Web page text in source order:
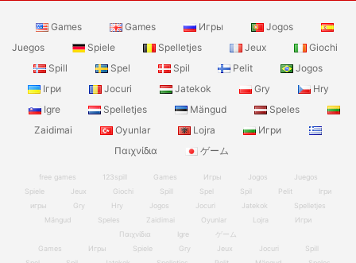
Games Games Игры
Jogos
Juegos
Spiele Spelletjes Jeux
Giochi
Spill
Spel Spil Pelit
Jogos
Ігри
Jocuri Jatekok Gry
Hry
Igre
Spelletjes Mängud
Speles
Zaidimai
Oyunlar Lojra
Игри
Παιχνίδια
ゲーム
free games 123spill Games Игры Jogos
Juegos
Spiele
Jeux Giochi Spill Spel Spil Pelit
Ігри
игры
Gry Hry Jogos Jocuri Jatekok
Spelletjes
Mängud
Speles Zaidimai Oyunlar Lojra
Игри
Παιχνίδια
Igre
ゲーム
Games
Игры Spiele Gry Jeux Jocuri
Spill